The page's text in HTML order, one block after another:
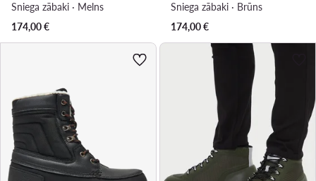
Sniega zābaki · Melns
174,00€
Sniega zābaki · Brūns
174,00€